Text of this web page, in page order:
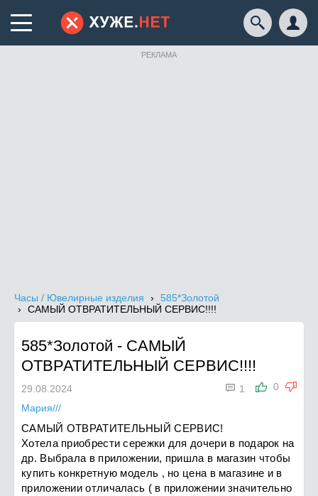
РЕКЛАМА
Часы / Ювелирные изделия
585*Золотой
САМЫЙ ОТВРАТИТЕЛЬНЫЙ СЕРВИС!!!!
585*Золотой - САМЫЙ
ОТВРАТИТЕЛЬНЫЙ СЕРВИС!!!!
0
 1
29.08.2024
Мария///
САМЫЙ ОТВРАТИТЕЛЬНЫЙ СЕРВИС!
Хотела приобрести сережки для дочери в подарок на
др. Выбрала в приложении, пришла в магазин чтобы
купить конкретную модель , но цена в магазине и в
приложении отличалась ( в приложении значительно